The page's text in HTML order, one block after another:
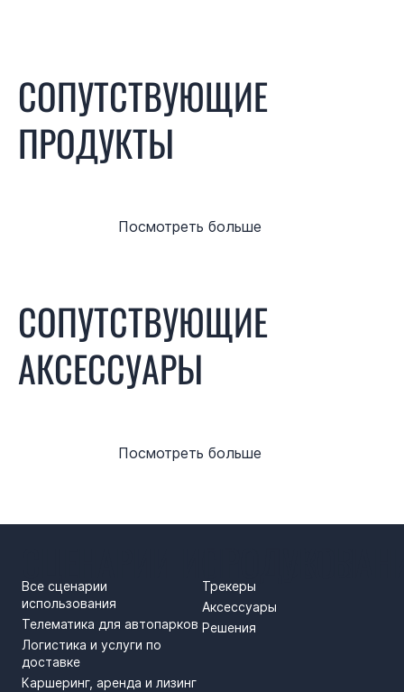
СОПУТСТВУЮЩИЕ
ПРОДУКТЫ
Посмотреть больше
СОПУТСТВУЮЩИЕ
АКСЕССУАРЫ
Посмотреть больше
Все сценарии
использования
Телематика для автопарков
Логистика и услуги по
доставке
Каршеринг, аренда и лизинг
Трекеры
Аксессуары
Решения